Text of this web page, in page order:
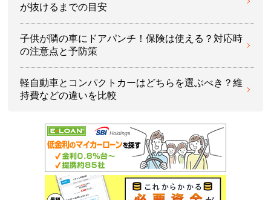
が抜けるまでの目安
子供が隣の車にドアパンチ！保険は使える？対応時
の注意点と予防策
軽自動車とコンパクトカーはどちらを選ぶべき？維
持費などの違いを比較